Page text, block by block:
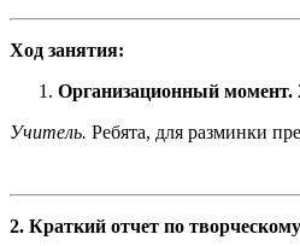
Ход занятия:
Организационный момент.
Учитель. Ребята, для разминки
2. Краткий отчет по